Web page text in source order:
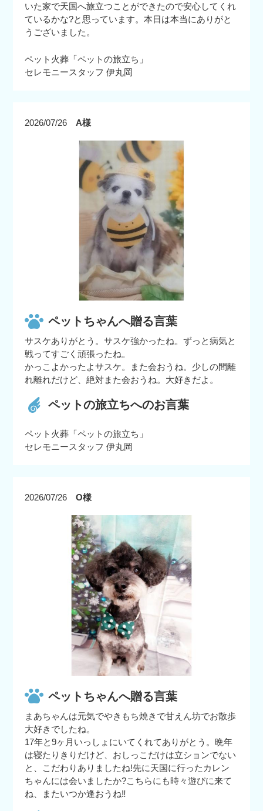
いた家で天国へ旅立つことができたので安心してくれ
ているかな?と思っています。本日は本当にありがと
うございました。
ペット火葬「ペットの旅立ち」
セレモニースタッフ 伊丸岡
2026/07/26 A様
ペットちゃんへ贈る言葉
サスケありがとう。サスケ強かったね。ずっと病気と
戦ってすごく頑張ったね。
かっこよかったよサスケ。また会おうね。少しの間離
れ離れだけど、絶対また会おうね。大好きだよ。
ペットの旅立ちへのお言葉
ペット火葬「ペットの旅立ち」
セレモニースタッフ 伊丸岡
2026/07/26 O様
ペットちゃんへ贈る言葉
まあちゃんは元気でやきもち焼きで甘えん坊でお散歩
大好きでしたね。
17年と9ヶ月いっしょにいてくれてありがとう。晩年
は寝たりきりだけど、おしっこだけは立ションでない
と、こだわりありましたね!先に天国に行ったカレン
ちゃんには会いましたか?こちらにも時々遊びに来て
ね、またいつか逢おうね‼